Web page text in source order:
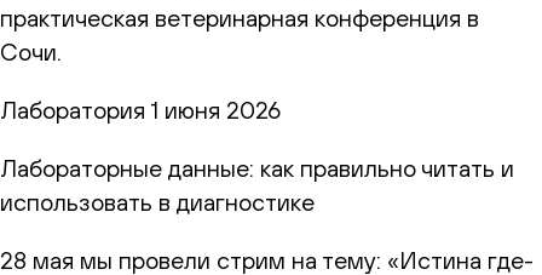
практическая ветеринарная конференция в
Сочи.
Лаборатория 1 июня 2026
Лабораторные данные: как правильно читать и
использовать в диагностике
28 мая мы провели стрим на тему: «Истина где-